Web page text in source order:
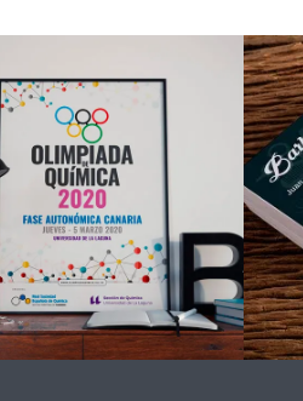
Carteles
Impresión digital